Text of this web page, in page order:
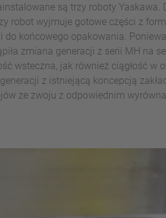
są trzy roboty Yaskawa.
robot wyjmuje gotowe części z
końcowego opakowania.
zmiana generacji z serii MH na
wsteczna, jak również ciągłość w
z istniejącą koncepcją
ze zwoju z odpowiednim